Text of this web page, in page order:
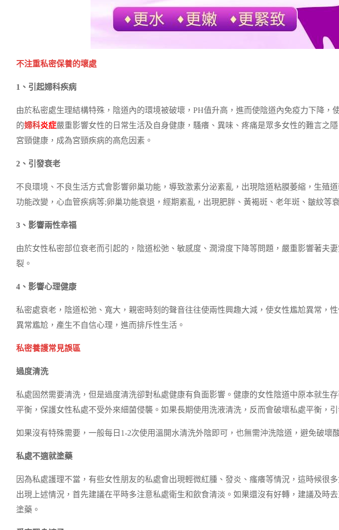
不注重私密保養的壞處
1、引起婦科疾病
由於私密處生理結構特殊，陰道內的環境被破壞，PH值升高，進而使陰道內免疫力下降，
的婦科炎症嚴重影響女性的日常生活及自身健康，騷癢、異味、疼痛是眾多女性的難言之
宮頸健康，成為宮頸疾病的高危因素。
2、引發衰老
不良環境、不良生活方式會影響卵巢功能，導致激素分泌紊亂，出現陰道粘膜萎縮，生殖
功能改變，心血管疾病等;卵巢功能衰退，經期紊亂，出現肥胖、黃褐斑、老年斑、皺紋等
3、影響兩性幸福
由於女性私密部位衰老而引起的，陰道松弛、敏感度、潤滑度下降等問題，嚴重影響著夫
裂。
4、影響心理健康
私密處衰老，陰道松弛、寬大，親密時刻的聲音往往使兩性興趣大減，使女性尷尬異常，
異常尷尬，產生不自信心理，進而排斥性生活。
私密養護常見誤區
過度清洗
私處固然需要清洗，但是過度清洗卻對私處健康有負面影響。健康的女性陰道中原本就生
平衡，保護女性私處不受外來細菌侵襲。如果長期使用洗液清洗，反而會破壞私處平衡，
如果沒有特殊需要，一般每日1-2次使用溫開水清洗外陰即可，也無需沖洗陰道，避免破壞
私處不適就塗藥
因為私處護理不當，有些女性朋友的私處會出現輕微紅腫、發炎、瘙癢等情況，這時候很
出現上述情況，首先建議在平時多注意私處衛生和飲食清淡。如果還沒有好轉，建議及時
塗藥。